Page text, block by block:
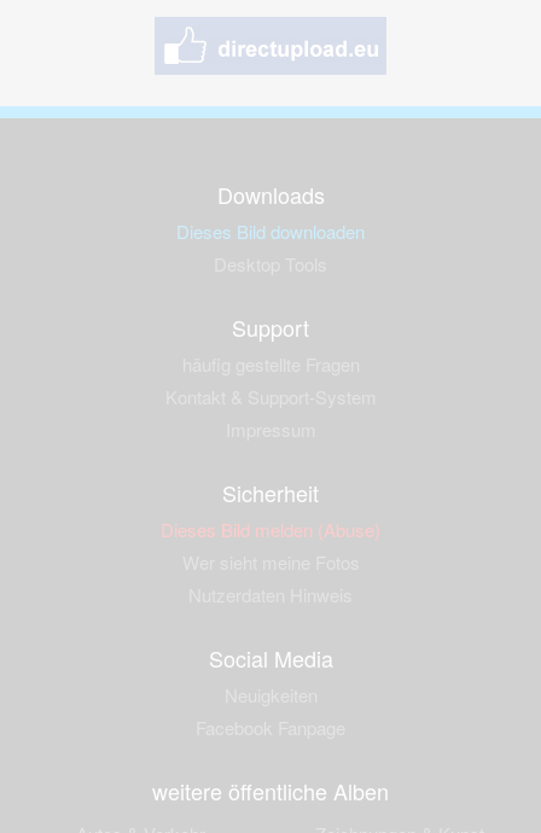
Downloads
Dieses Bild downloaden
Support
Sicherheit
Dieses Bild melden (Abuse)
Social Media
weitere öffentliche Alben